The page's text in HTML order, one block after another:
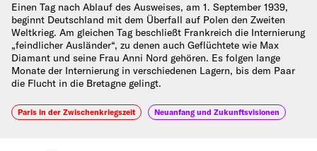
Einen Tag nach Ablauf des Ausweises, am 1. September 1939,
beginnt Deutschland mit dem Überfall auf Polen den Zweiten
Weltkrieg. Am gleichen Tag beschließt Frankreich die Internierung
„feindlicher Ausländer“, zu denen auch Geflüchtete wie Max
Diamant und seine Frau Anni Nord gehören. Es folgen lange
Monate der Internierung in verschiedenen Lagern, bis dem Paar
die Flucht in die Bretagne gelingt.
Paris in der Zwischenkriegszeit Neuanfang und Zukunftsvisionen